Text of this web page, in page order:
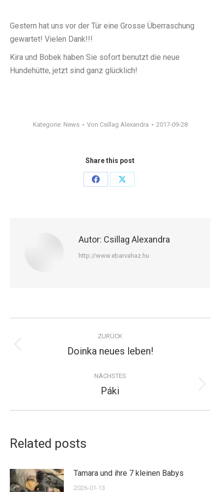
Gestern hat uns vor der Tür eine Grosse Überraschung
gewartet! Vielen Dank!!!
Kira und Bobek haben Sie sofort benutzt die neue
Hundehütte, jetzt sind ganz glücklich!
Kategorie: News Von Csillag Alexandra 2017-09-28
Share this post
Share
Share
Autor: Csillag Alexandra
http://www.ebarvahaz.hu
Kommentarnavigation
ZURÜCK
Vorheriger
Doinka neues leben!
NÄCHSTES
Nächster
Páki
Related posts
Tamara und ihre 7 kleinen Babys
2026-01-13